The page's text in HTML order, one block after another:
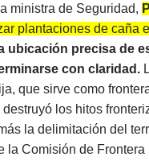
ministra de Seguridad,
plantaciones de caña
ubicación precisa de
con claridad.
que sirve como
los hitos
la delimitación del
la Comisión de